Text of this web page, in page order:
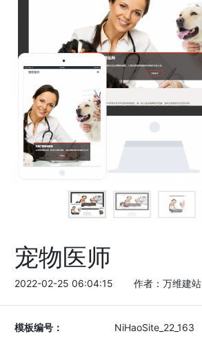
宠物医师
2022-02-25 06:04:15 作者：万维建站
模板编号： NiHaoSite_22_163